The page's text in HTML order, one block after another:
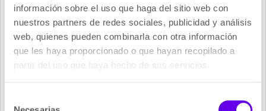
información sobre el uso que haga del sitio web con
nuestros partners de redes sociales, publicidad y análisis
web, quienes pueden combinarla con otra información
que les haya proporcionado o que hayan recopilado a
partir del uso que haya hecho de sus servicios.
Acero inoxidable de alta calidad, muy resistente a
la corrosión.
Amplio paso de agua para reducir el riesgo de
incrustaciones.